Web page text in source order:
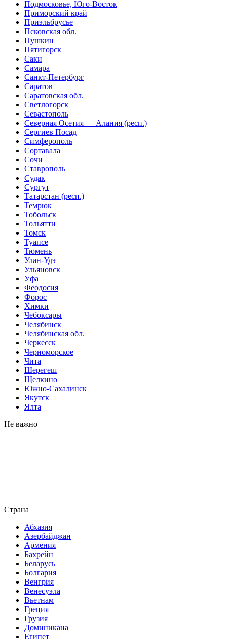
Подмосковье, Юго-Восток
Приморский край
Приэльбрусье
Псковская обл.
Пушкин
Пятигорск
Саки
Самара
Санкт-Петербург
Саратов
Саратовская обл.
Светлогорск
Севастополь
Северная Осетия — Алания (респ.)
Сергиев Посад
Симферополь
Сортавала
Сочи
Ставрополь
Судак
Сургут
Татарстан (респ.)
Темрюк
Тобольск
Тольятти
Томск
Туапсе
Тюмень
Улан-Удэ
Ульяновск
Уфа
Феодосия
Форос
Химки
Чебоксары
Челябинск
Челябинская обл.
Черкесск
Черноморское
Чита
Шерегеш
Щелкино
Южно-Сахалинск
Якутск
Ялта
Не важно
Страна
Абхазия
Азербайджан
Армения
Бахрейн
Беларусь
Болгария
Венгрия
Венесуэла
Вьетнам
Греция
Грузия
Доминикана
Египет